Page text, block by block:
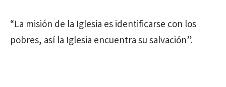
“La misión de la Iglesia es identificarse con los
pobres, así la Iglesia encuentra su salvación”.